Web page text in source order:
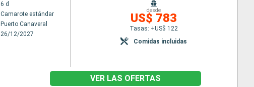
6 d
Camarote estándar
Puerto Canaveral
26/12/2027
desde
US$ 783
Tasas: +US$ 122
Comidas incluidas
VER LAS OFERTAS